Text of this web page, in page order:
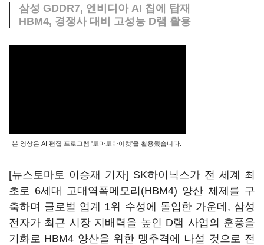
삼성 GDDR7, 엔비디아 AI 칩에 탑재
HBM4, 경쟁사 대비 고성능 D램 활용
본 영상은 AI 편집 프로그램 '토마토아이컷'을 활용했습니다.
[뉴스토마토 이승재 기자] SK하이닉스가 전 세계 최
초로 6세대 고대역폭메모리(HBM4) 양산 체제를 구
축하며 글로벌 업계 1위 수성에 돌입한 가운데, 삼성
전자가 최근 시장 지배력을 높인 D램 사업의 훈풍을
기화로 HBM4 양산을 위한 맹추격에 나설 것으로 전